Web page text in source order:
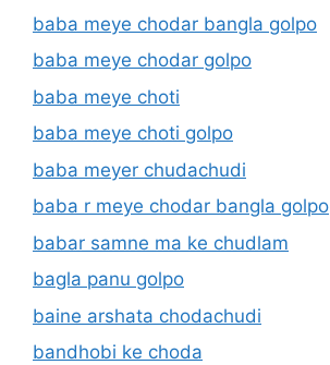
baba meye chodar bangla golpo
baba meye chodar golpo
baba meye choti
baba meye choti golpo
baba meyer chudachudi
baba r meye chodar bangla golpo
babar samne ma ke chudlam
bagla panu golpo
baine arshata chodachudi
bandhobi ke choda